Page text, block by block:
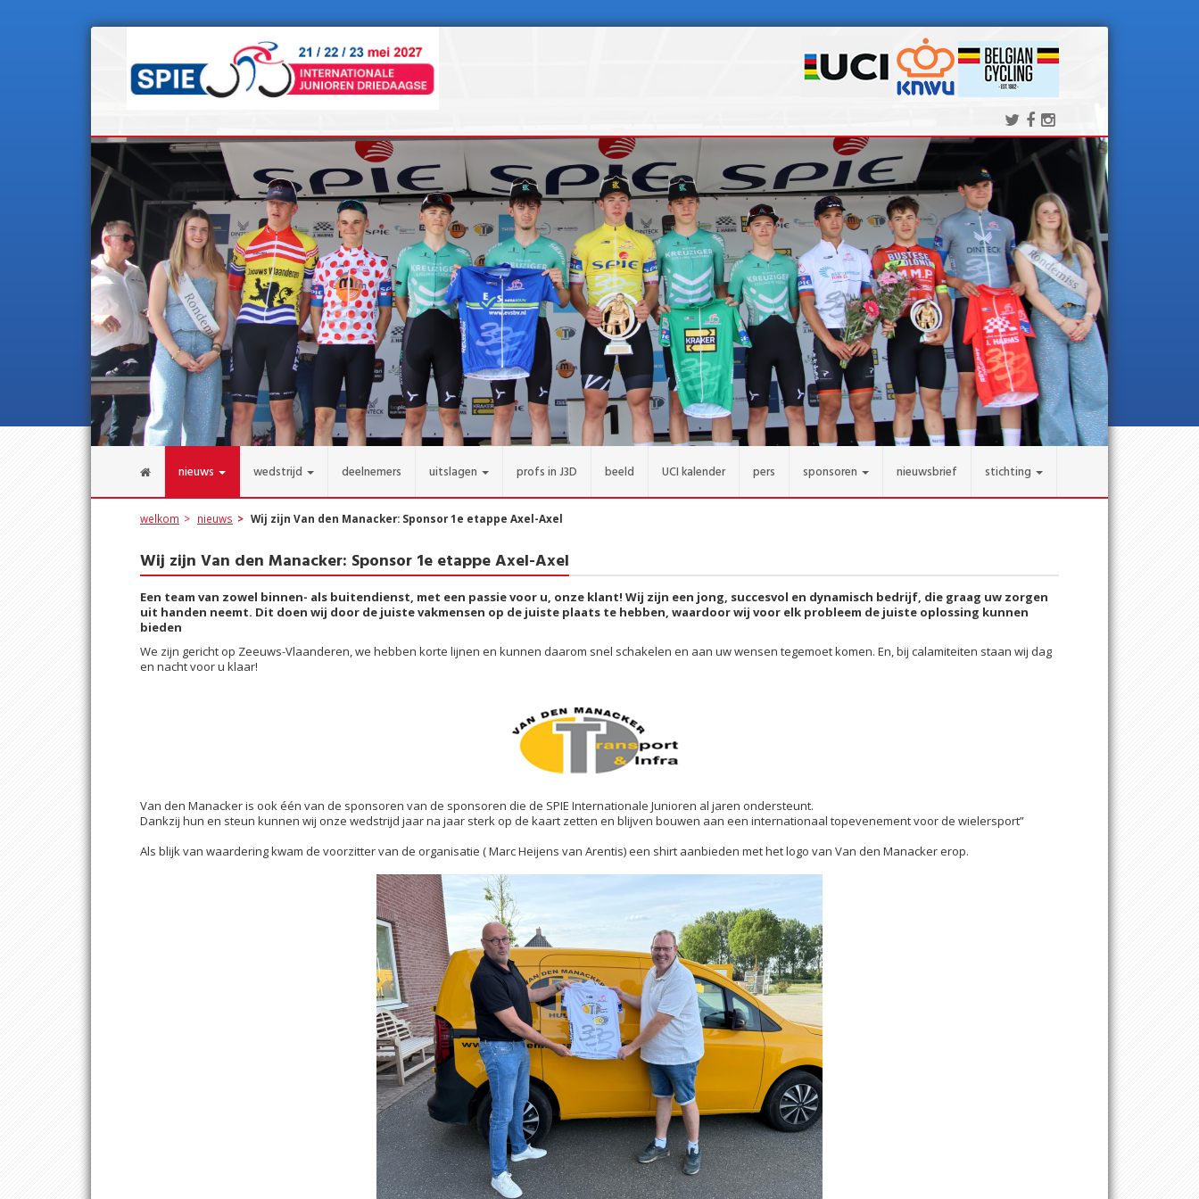
nieuws wedstrijd deelnemers uitslagen profs in J3D beeld UCI kalender pers sponsoren nieuwsbrief stichting
welkom nieuws Wij zijn Van den Manacker: Sponsor 1e etappe Axel-Axel
Wij zijn Van den Manacker: Sponsor 1e etappe Axel-Axel
Een team van zowel binnen- als buitendienst, met een passie voor u, onze klant! Wij zijn een jong, succesvol en dynamisch bedrijf, die graag uw zorgen
uit handen neemt. Dit doen wij door de juiste vakmensen op de juiste plaats te hebben, waardoor wij voor elk probleem de juiste oplossing kunnen
bieden
We zijn gericht op Zeeuws-Vlaanderen, we hebben korte lijnen en kunnen daarom snel schakelen en aan uw wensen tegemoet komen. En, bij calamiteiten staan wij dag
en nacht voor u klaar!
Van den Manacker is ook één van de sponsoren van de sponsoren die de SPIE Internationale Junioren al jaren ondersteunt.
Dankzij hun en steun kunnen wij onze wedstrijd jaar na jaar sterk op de kaart zetten en blijven bouwen aan een internationaal topevenement voor de wielersport”
Als blijk van waardering kwam de voorzitter van de organisatie ( Marc Heijens van Arentis) een shirt aanbieden met het logo van Van den Manacker erop.